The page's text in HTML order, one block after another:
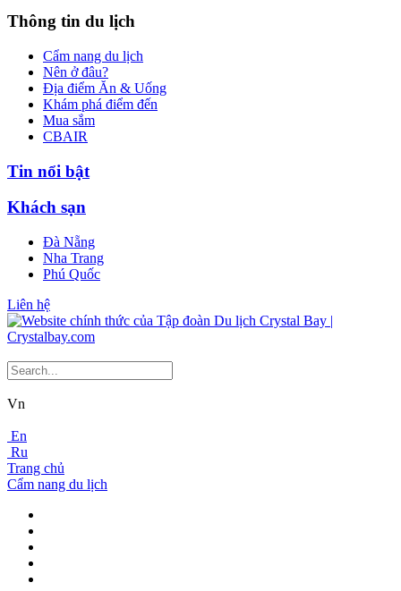
Thông tin du lịch
Cẩm nang du lịch
Nên ở đâu?
Địa điểm Ăn & Uống
Khám phá điểm đến
Mua sắm
CBAIR
Tin nổi bật
Khách sạn
Đà Nẵng
Nha Trang
Phú Quốc
Liên hệ
Vn
En
Ru
Trang chủ
Cẩm nang du lịch